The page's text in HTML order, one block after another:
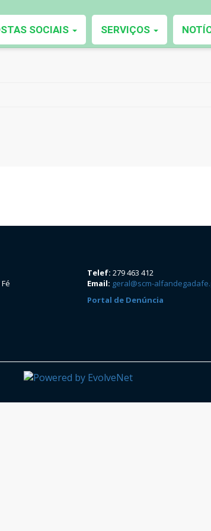
SOCIAIS SERVIÇOS
Telef: 279 463 412
Email: geral@scm-
Portal de Denúncia